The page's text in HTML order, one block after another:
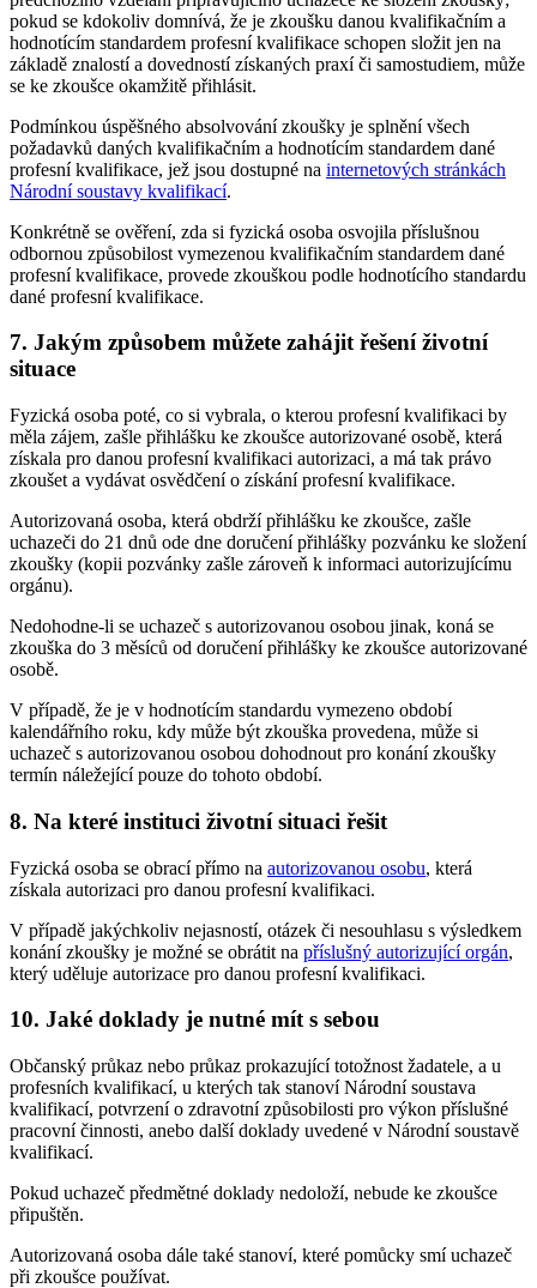
pokud se kdokoliv domnívá, že je zkoušku danou kvalifikačním a
hodnotícím standardem profesní kvalifikace schopen složit jen na
základě znalostí a dovedností získaných praxí či samostudiem, může
se ke zkoušce okamžitě přihlásit.
Podmínkou úspěšného absolvování zkoušky je splnění všech
požadavků daných kvalifikačním a hodnotícím standardem dané
profesní kvalifikace, jež jsou dostupné na internetových stránkách
Národní soustavy kvalifikací.
Konkrétně se ověření, zda si fyzická osoba osvojila příslušnou
odbornou způsobilost vymezenou kvalifikačním standardem dané
profesní kvalifikace, provede zkouškou podle hodnotícího standardu
dané profesní kvalifikace.
7. Jakým způsobem můžete zahájit řešení životní
situace
Fyzická osoba poté, co si vybrala, o kterou profesní kvalifikaci by
měla zájem, zašle přihlášku ke zkoušce autorizované osobě, která
získala pro danou profesní kvalifikaci autorizaci, a má tak právo
zkoušet a vydávat osvědčení o získání profesní kvalifikace.
Autorizovaná osoba, která obdrží přihlášku ke zkoušce, zašle
uchazeči do 21 dnů ode dne doručení přihlášky pozvánku ke složení
zkoušky (kopii pozvánky zašle zároveň k informaci autorizujícímu
orgánu).
Nedohodne-li se uchazeč s autorizovanou osobou jinak, koná se
zkouška do 3 měsíců od doručení přihlášky ke zkoušce autorizované
osobě.
V případě, že je v hodnotícím standardu vymezeno období
kalendářního roku, kdy může být zkouška provedena, může si
uchazeč s autorizovanou osobou dohodnout pro konání zkoušky
termín náležející pouze do tohoto období.
8. Na které instituci životní situaci řešit
Fyzická osoba se obrací přímo na autorizovanou osobu, která
získala autorizaci pro danou profesní kvalifikaci.
V případě jakýchkoliv nejasností, otázek či nesouhlasu s výsledkem
konání zkoušky je možné se obrátit na příslušný autorizující orgán,
který uděluje autorizace pro danou profesní kvalifikaci.
10. Jaké doklady je nutné mít s sebou
Občanský průkaz nebo průkaz prokazující totožnost žadatele, a u
profesních kvalifikací, u kterých tak stanoví Národní soustava
kvalifikací, potvrzení o zdravotní způsobilosti pro výkon příslušné
pracovní činnosti, anebo další doklady uvedené v Národní soustavě
kvalifikací.
Pokud uchazeč předmětné doklady nedoloží, nebude ke zkoušce
připuštěn.
Autorizovaná osoba dále také stanoví, které pomůcky smí uchazeč
při zkoušce používat.